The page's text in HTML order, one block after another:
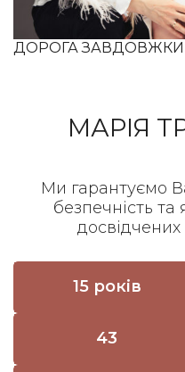
ДОРОГА ЗАВДОВЖКИ
МАРІЯ
Ми гарантуємо
безпечність та
досвідчених
15 років
43